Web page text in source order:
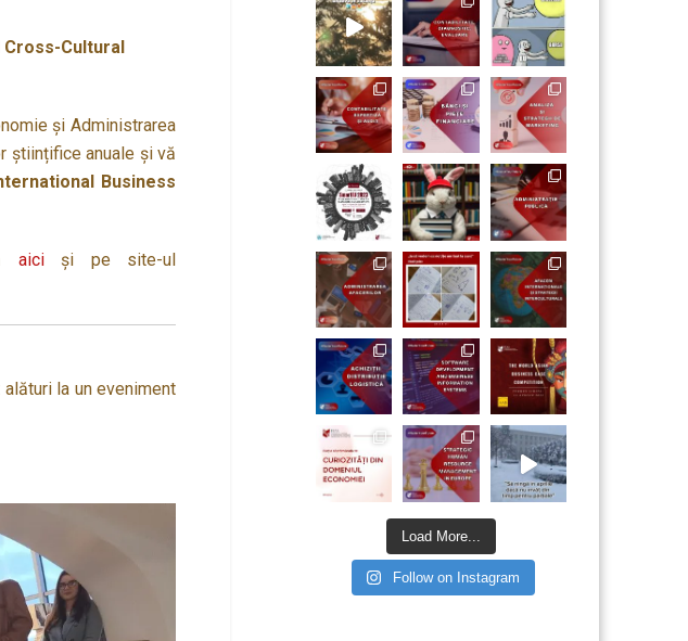
Cultural
și Administrarea
științifice anuale și vă
Business
aiciși pe site-ul
la un eveniment
Load More...
Follow on Instagram